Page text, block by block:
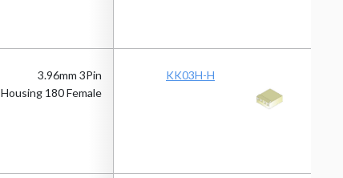
KK03H-H
3.96mm 3Pin
Housing 180 Female